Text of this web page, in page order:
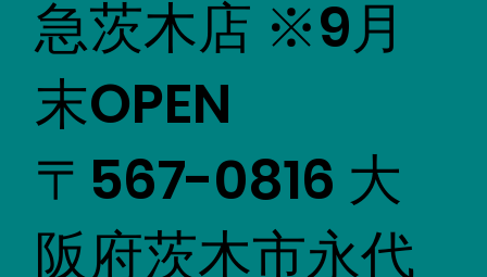
急茨木店 ※9月
末OPEN
〒567-0816 大
阪府茨木市永代